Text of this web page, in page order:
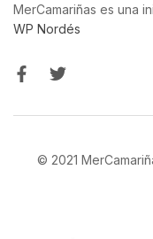
MerCamariñas es una
WP Nordés
© 2021